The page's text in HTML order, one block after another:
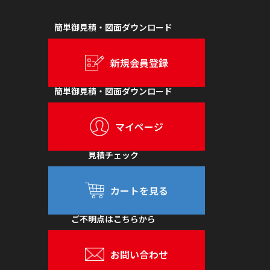
簡単御見積・図面ダウンロード
新規会員登録
簡単御見積・図面ダウンロード
マイページ
見積チェック
カートを見る
ご不明点はこちらから
お問い合わせ